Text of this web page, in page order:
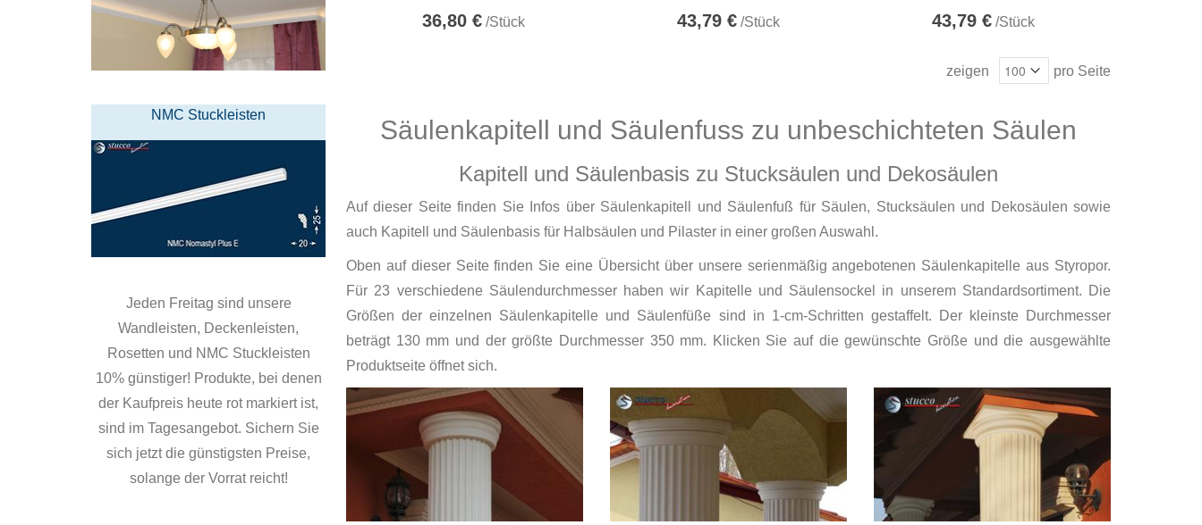
36,80 €/Stück 43,79 €/Stück 43,79 €/Stück
zeigen pro Seite
Säulenkapitell und Säulenfuss zu unbeschichteten Säulen
Kapitell und Säulenbasis zu Stucksäulen und Dekosäulen
Auf dieser Seite finden Sie Infos über Säulenkapitell und Säulenfuß für Säulen, Stucksäulen und Dekosäulen sowie
auch Kapitell und Säulenbasis für Halbsäulen und Pilaster in einer großen Auswahl.
Oben auf dieser Seite finden Sie eine Übersicht über unsere serienmäßig angebotenen Säulenkapitelle aus Styropor.
Für 23 verschiedene Säulendurchmesser haben wir Kapitelle und Säulensockel in unserem Standardsortiment. Die
Größen der einzelnen Säulenkapitelle und Säulenfüße sind in 1-cm-Schritten gestaffelt. Der kleinste Durchmesser
beträgt 130 mm und der größte Durchmesser 350 mm. Klicken Sie auf die gewünschte Größe und die ausgewählte
Produktseite öffnet sich.
NMC Stuckleisten
Jeden Freitag sind unsere
Wandleisten, Deckenleisten,
Rosetten und NMC Stuckleisten
10% günstiger! Produkte, bei denen
der Kaufpreis heute rot markiert ist,
sind im Tagesangebot. Sichern Sie
sich jetzt die günstigsten Preise,
solange der Vorrat reicht!